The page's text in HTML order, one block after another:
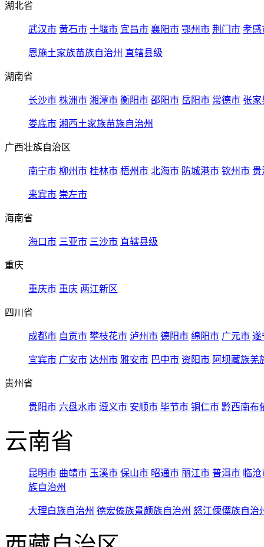
湖北省
武汉市 黄石市 十堰市 宜昌市 襄阳市 鄂州市 荆门市 孝感
恩施土家族苗族自治州 直辖县级
湖南省
长沙市 株洲市 湘潭市 衡阳市 邵阳市 岳阳市 常德市 张家
娄底市 湘西土家族苗族自治州
广西壮族自治区
南宁市 柳州市 桂林市 梧州市 北海市 防城港市 钦州市 贵
来宾市 崇左市
海南省
海口市 三亚市 三沙市 直辖县级
重庆
重庆市 重庆 两江新区
四川省
成都市 自贡市 攀枝花市 泸州市 德阳市 绵阳市 广元市 遂
宜宾市 广安市 达州市 雅安市 巴中市 资阳市 阿坝藏族羌
贵州省
贵阳市 六盘水市 遵义市 安顺市 毕节市 铜仁市 黔西南布
云南省
昆明市 曲靖市 玉溪市 保山市 昭通市 丽江市 普洱市 临
族自治州
大理白族自治州 德宏傣族景颇族自治州 怒江傈僳族自治